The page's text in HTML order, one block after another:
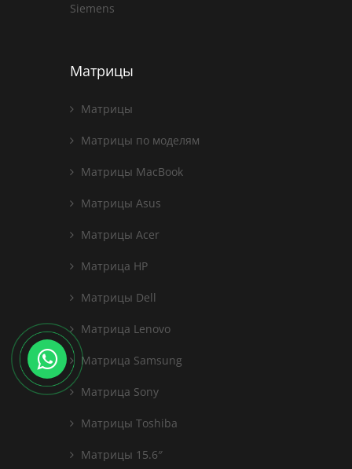
Siemens
Матрицы
Матрицы
Матрицы по моделям
Матрицы MacBook
Матрицы Asus
Матрицы Acer
Матрица HP
Матрицы Dell
Матрица Lenovo
Матрица Samsung
Матрица Sony
Матрицы Toshiba
Матрицы 15.6″